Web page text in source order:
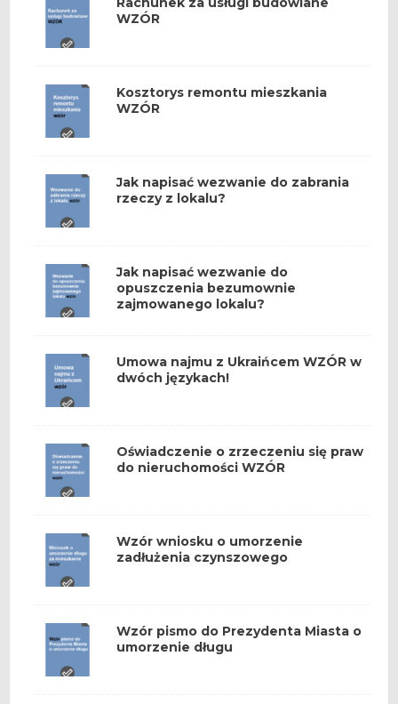
WZÓR
Kosztorys remontu mieszkania
WZÓR
Jak napisać wezwanie do zabrania
rzeczy z lokalu?
Jak napisać wezwanie do
opuszczenia bezumownie
zajmowanego lokalu?
Umowa najmu z Ukraińcem WZÓR w
dwóch językach!
Oświadczenie o zrzeczeniu się praw
do nieruchomości WZÓR
Wzór wniosku o umorzenie
zadłużenia czynszowego
Wzór pismo do Prezydenta Miasta o
umorzenie długu